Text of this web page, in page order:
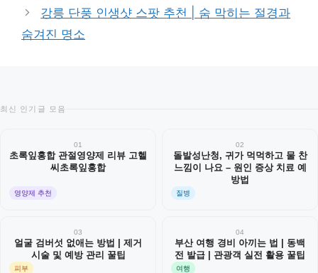
강릉 단풍 인생샷 스팟 추천 | 숨 막히는 절경과
숨겨진 명소
최신 인기글 모음
01
초록잎홍합 관절영양제 리뷰 고헬
씨초록잎홍합
영양제 추천
02
돌발성난청, 귀가 먹먹하고 물 찬
느낌이 나요 – 원인 증상 치료 예
방법
질병
03
얼굴 검버섯 없애는 방법 | 제거
시술 및 예방 관리 꿀팁
피부
04
부산 여행 경비 아끼는 법 | 동백
전 발급 | 관광객 실전 활용 꿀팁
여행